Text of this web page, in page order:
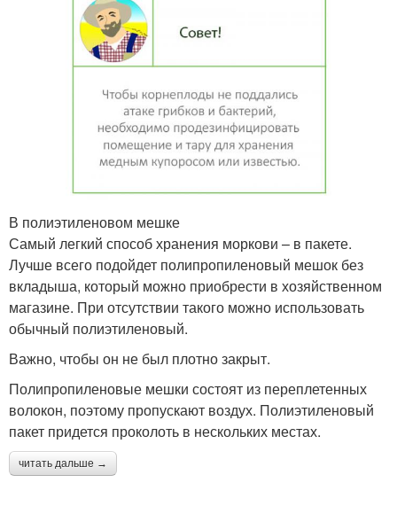
В полиэтиленовом мешке
Самый легкий способ хранения моркови – в пакете.
Лучше всего подойдет полипропиленовый мешок без
вкладыша, который можно приобрести в хозяйственном
магазине. При отсутствии такого можно использовать
обычный полиэтиленовый.
Важно, чтобы он не был плотно закрыт.
Полипропиленовые мешки состоят из переплетенных
волокон, поэтому пропускают воздух. Полиэтиленовый
пакет придется проколоть в нескольких местах.
читать дальше →